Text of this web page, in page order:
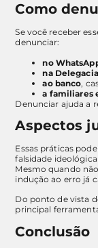
Como
Se você receber
denunciar:
no
na
ao banco,
a familiares
Denunciar ajuda a
Aspectos
Essas práticas
falsidade
Mesmo quando
indução ao erro já
Do ponto de vista
principal
Conclusão